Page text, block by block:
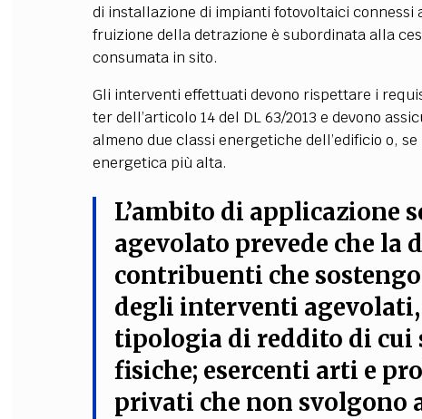
di installazione di impianti fotovoltaici
fruizione della detrazione è subordinata alla
consumata in sito.
Gli interventi effettuati devono rispettare i
ter dell’articolo 14 del DL 63/2013 e devono
almeno due classi energetiche dell’edificio o,
energetica più alta.
L’ambito di applicazione
agevolato prevede che
contribuenti che
degli interventi
tipologia di reddito di cui
fisiche; esercenti arti e
privati che non svolgono